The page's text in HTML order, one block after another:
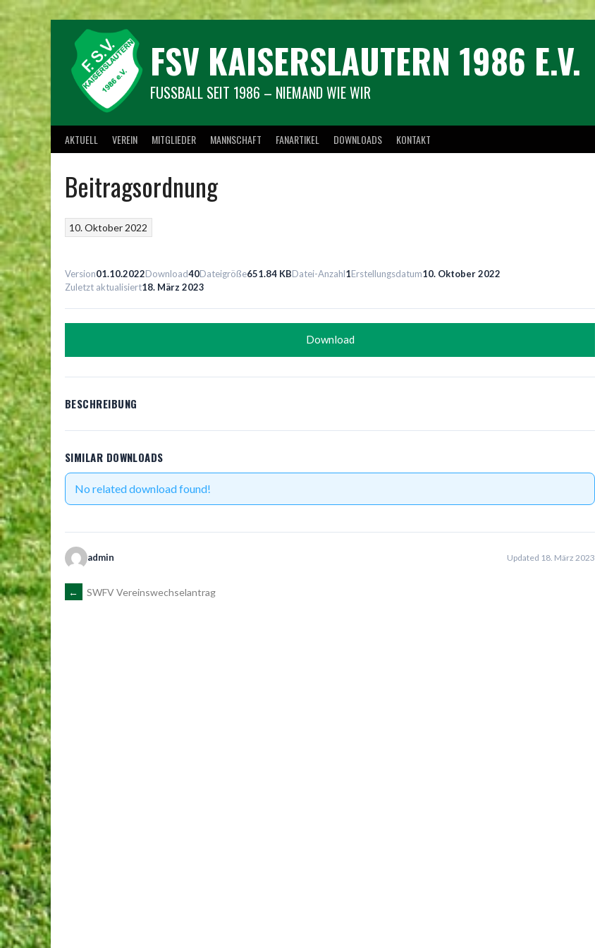
Springe
zum
Inhalt
FSV KAISERSLAUTERN 1986 E.V.
FUSSBALL SEIT 1986 – NIEMAND WIE WIR
AKTUELL VEREIN MITGLIEDER MANNSCHAFT FANARTIKEL DOWNLOADS KONTAKT
Beitragsordnung
10. Oktober 2022
Version01.10.2022Download40Dateigröße651.84 KBDatei-Anzahl1Erstellungsdatum10. Oktober 2022
Zuletzt aktualisiert18. März 2023
Download
BESCHREIBUNG
SIMILAR DOWNLOADS
No related download found!
admin Updated 18. März 2023
ARTIKEL-
← SWFV Vereinswechselantrag